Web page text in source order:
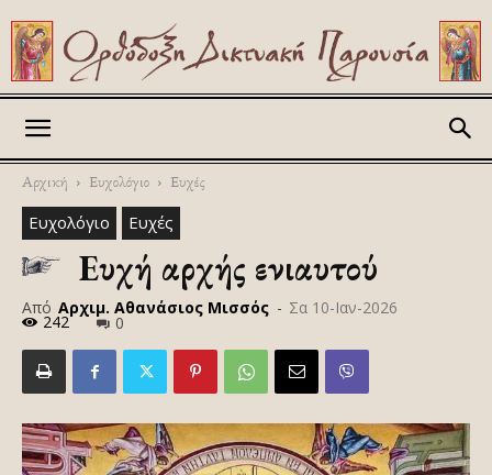
Αρχική Ευχολόγιο Ευχές
Ευχολόγιο Ευχές
Ευχή αρχής ενιαυτού
Από Αρχιμ. Αθανάσιος Μισσός - Σα 10-Ιαν-2026
242 0